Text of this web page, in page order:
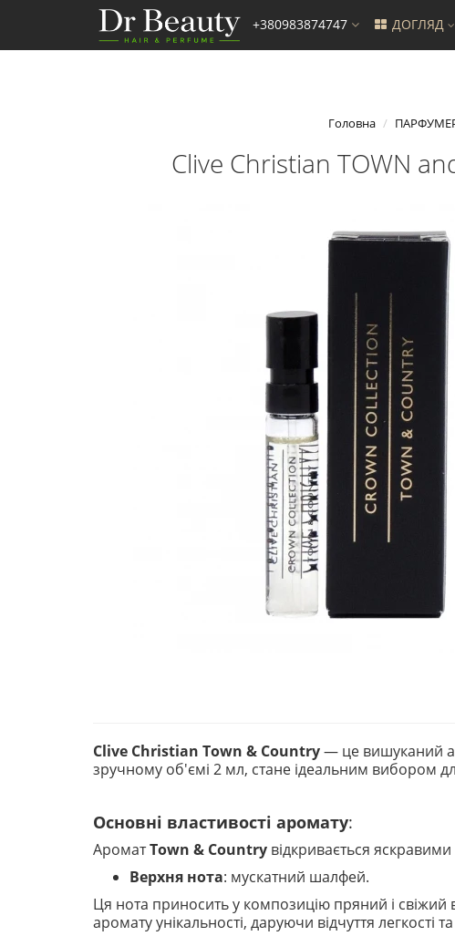
+380983874747 ДОГЛЯД
Головна
Clive Christian TOWN
Clive Christian Town & Country— це вишуканий
зручному об'ємі 2 мл, стане ідеальним вибором
Основні властивості аромату:
АроматTown & Country відкривається
Верхня нота: мускатний шалфей.
Ця нота приносить у композицію пряний і
аромату унікальності, даруючи відчуття легкості